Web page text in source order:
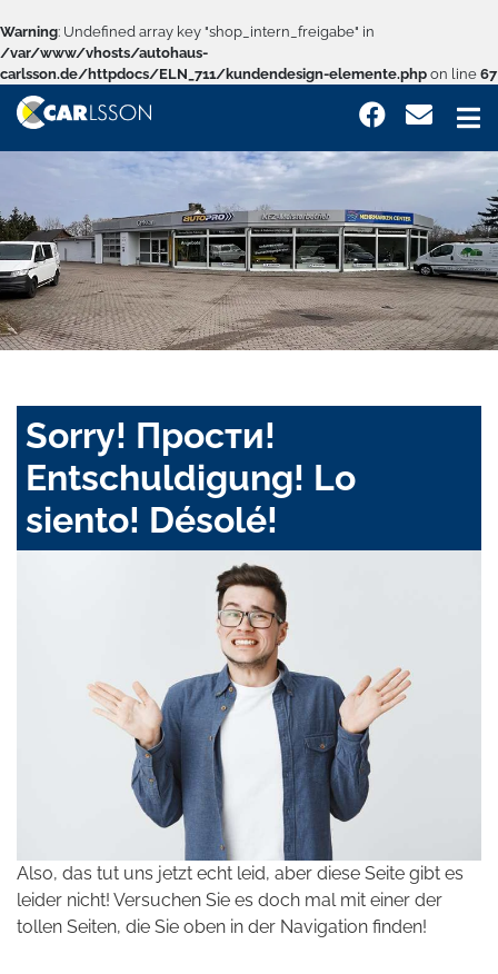
Warning: Undefined array key "shop_intern_freigabe" in
/var/www/vhosts/autohaus-
carlsson.de/httpdocs/ELN_711/kundendesign-elemente.php on line 67
Sorry! Прости!
Entschuldigung! Lo
siento! Désolé!
Also, das tut uns jetzt echt leid, aber diese Seite gibt es
leider nicht! Versuchen Sie es doch mal mit einer der
tollen Seiten, die Sie oben in der Navigation finden!